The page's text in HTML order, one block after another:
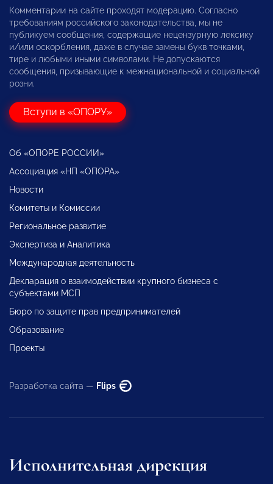
Комментарии на сайте проходят модерацию. Согласно
требованиям российского законодательства, мы не
публикуем сообщения, содержащие нецензурную лексику
и/или оскорбления, даже в случае замены букв точками,
тире и любыми иными символами. Не допускаются
сообщения, призывающие к межнациональной и социальной
розни.
Вступи в «ОПОРУ»
Об «ОПОРЕ РОССИИ»
Ассоциация «НП «ОПОРА»
Новости
Комитеты и Комиссии
Региональное развитие
Экспертиза и Аналитика
Международная деятельность
Декларация о взаимодействии крупного бизнеса с
субъектами МСП
Бюро по защите прав предпринимателей
Образование
Проекты
Разработка сайта — Flips
Исполнительная дирекция